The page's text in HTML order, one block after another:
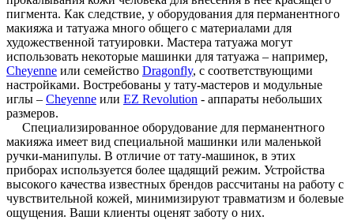
пигмента. Как следствие, у оборудования для перманентного
макияжа и татуажа много общего с материалами для
художественной татуировки. Мастера татуажа могут
использовать некоторые машинки для татуажа – например,
Cheyenne или семейство Dragonfly, с соответствующими
настройками. Востребованы у тату-мастеров и модульные
иглы – Cheyenne или EZ Revolution - аппараты небольших
размеров.
Специализированное оборудование для перманентного
макияжа имеет вид специальной машинки или маленькой
ручки-манипулы. В отличие от тату-машинок, в этих
приборах используется более щадящий режим. Устройства
высокого качества известных брендов рассчитаны на работу с
чувствительной кожей, минимизируют травматизм и болевые
ощущения. Ваши клиенты оценят заботу о них.